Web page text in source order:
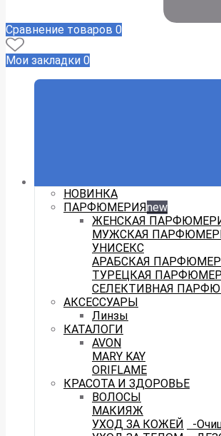
Сравнение товаров 0
Мои закладки 0
НОВИНКА
ПАРФЮМЕРИЯnew
ЖЕНСКАЯ
МУЖСКАЯ
УНИСЕКС
АРАБСКАЯ
ТУРЕЦКАЯ
СЕЛЕКТИВНАЯ
АКСЕССУАРЫ
Линзы
КАТАЛОГИ
AVON
MARY KAY
ORIFLAME
КРАСОТА И ЗДОРОВЬЕ
ВОЛОСЫ
МАКИЯЖ
УХОД ЗА КОЖЕЙ
-